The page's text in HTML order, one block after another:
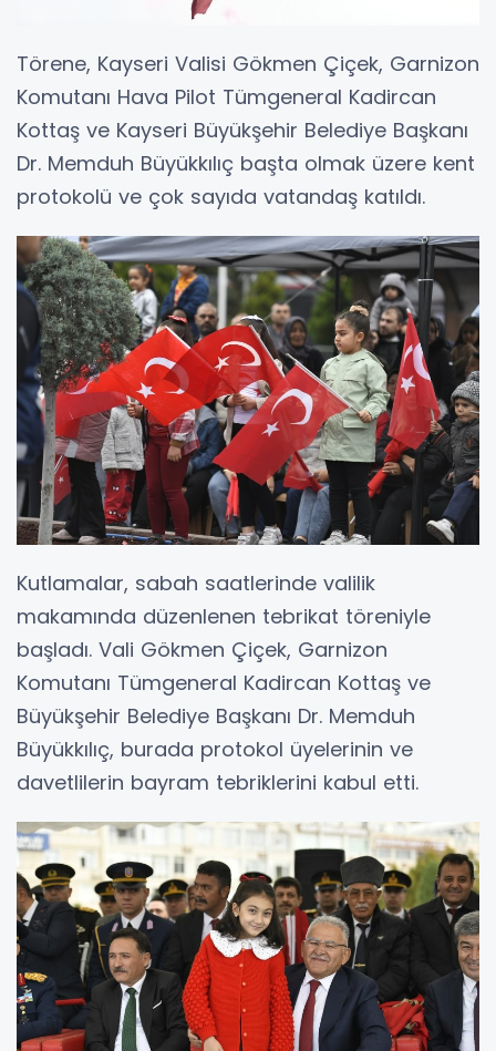
Törene, Kayseri Valisi Gökmen Çiçek, Garnizon
Komutanı Hava Pilot Tümgeneral Kadircan
Kottaş ve Kayseri Büyükşehir Belediye Başkanı
Dr. Memduh Büyükkılıç başta olmak üzere kent
protokolü ve çok sayıda vatandaş katıldı.
Kutlamalar, sabah saatlerinde valilik
makamında düzenlenen tebrikat töreniyle
başladı. Vali Gökmen Çiçek, Garnizon
Komutanı Tümgeneral Kadircan Kottaş ve
Büyükşehir Belediye Başkanı Dr. Memduh
Büyükkılıç, burada protokol üyelerinin ve
davetlilerin bayram tebriklerini kabul etti.